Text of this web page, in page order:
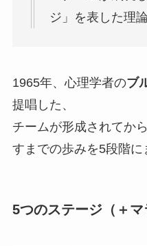
ジ」を表した理論
1965年、心理学者のブ
提唱した、
チームが形成されてか
すまでの歩みを5段階に
5つのステージ（＋マ